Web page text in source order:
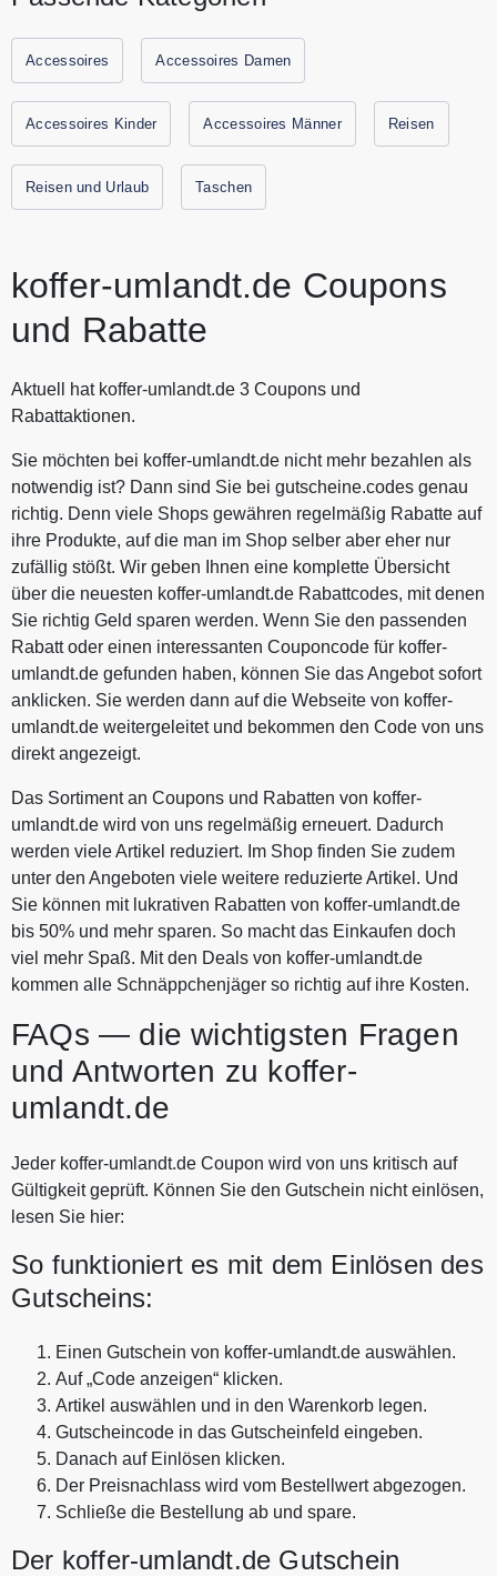
bietet koffer-umlandt.de Ihnen Taschen und Rucksäcke aus
dem Bereich Sport und Freizeit. In der Koffer Abteilung
präsentiert koffer-umlandt.de Reisekoffer, Trolleys,
Equipment, das für Reisen benötigt wird. koffer-umlandt.de
führt die Marken Samsonite, Titan, Travelite, American
auf Gutscheine.codes.
Accessoires Accessoires Damen
Accessoires Kinder Accessoires Männer Reisen
Reisen und Urlaub Taschen
koffer-umlandt.de Coupons
und Rabatte
Aktuell hat koffer-umlandt.de 3 Coupons und
Rabattaktionen.
Sie möchten bei koffer-umlandt.de nicht mehr bezahlen als
notwendig ist? Dann sind Sie bei gutscheine.codes genau
richtig. Denn viele Shops gewähren regelmäßig Rabatte auf
ihre Produkte, auf die man im Shop selber aber eher nur
zufällig stößt. Wir geben Ihnen eine komplette Übersicht
über die neuesten koffer-umlandt.de Rabattcodes, mit denen
Sie richtig Geld sparen werden. Wenn Sie den passenden
Rabatt oder einen interessanten Couponcode für koffer-
umlandt.de gefunden haben, können Sie das Angebot sofort
anklicken. Sie werden dann auf die Webseite von koffer-
umlandt.de weitergeleitet und bekommen den Code von uns
direkt angezeigt.
Das Sortiment an Coupons und Rabatten von koffer-
umlandt.de wird von uns regelmäßig erneuert. Dadurch
werden viele Artikel reduziert. Im Shop finden Sie zudem
unter den Angeboten viele weitere reduzierte Artikel. Und
Sie können mit lukrativen Rabatten von koffer-umlandt.de
bis 50% und mehr sparen. So macht das Einkaufen doch
viel mehr Spaß. Mit den Deals von koffer-umlandt.de
kommen alle Schnäppchenjäger so richtig auf ihre Kosten.
FAQs — die wichtigsten Fragen
und Antworten zu koffer-
umlandt.de
Jeder koffer-umlandt.de Coupon wird von uns kritisch auf
Gültigkeit geprüft. Können Sie den Gutschein nicht einlösen,
lesen Sie hier:
So funktioniert es mit dem Einlösen des
Gutscheins:
Einen Gutschein von koffer-umlandt.de auswählen.
Auf „Code anzeigen“ klicken.
Artikel auswählen und in den Warenkorb legen.
Gutscheincode in das Gutscheinfeld eingeben.
Danach auf Einlösen klicken.
Der Preisnachlass wird vom Bestellwert abgezogen.
Schließe die Bestellung ab und spare.
Der koffer-umlandt.de Gutschein